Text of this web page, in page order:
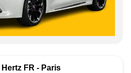
Hertz FR - Paris